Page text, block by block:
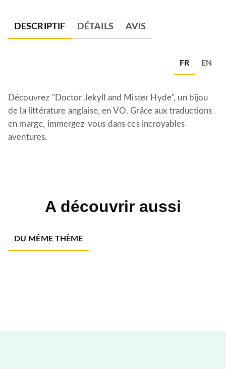
DESCRIPTIF DÉTAILS AVIS
FR EN
Découvrez "Doctor Jekyll and Mister Hyde", un bijou
de la littérature anglaise, en VO. Grâce aux traductions
en marge, immergez-vous dans ces incroyables
aventures.
A découvrir aussi
DU MÊME THÈME